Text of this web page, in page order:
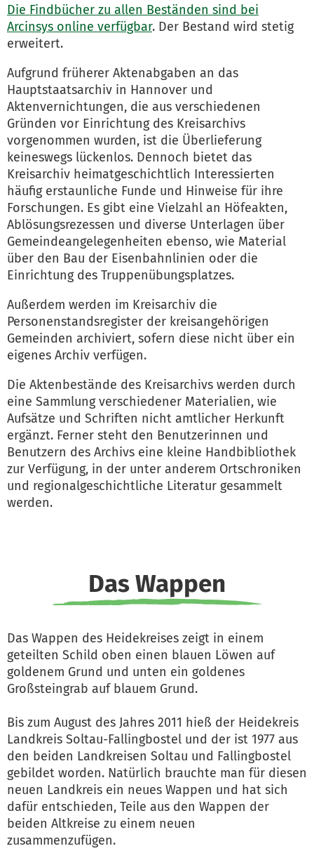
Die Findbücher zu allen Beständen sind bei
Arcinsys online verfügbar. Der Bestand wird stetig
erweitert.
Aufgrund früherer Aktenabgaben an das
Hauptstaatsarchiv in Hannover und
Aktenvernichtungen, die aus verschiedenen
Gründen vor Einrichtung des Kreisarchivs
vorgenommen wurden, ist die Überlieferung
keineswegs lückenlos. Dennoch bietet das
Kreisarchiv heimatgeschichtlich Interessierten
häufig erstaunliche Funde und Hinweise für ihre
Forschungen. Es gibt eine Vielzahl an Höfeakten,
Ablösungsrezessen und diverse Unterlagen über
Gemeindeangelegenheiten ebenso, wie Material
über den Bau der Eisenbahnlinien oder die
Einrichtung des Truppenübungsplatzes.
Außerdem werden im Kreisarchiv die
Personenstandsregister der kreisangehörigen
Gemeinden archiviert, sofern diese nicht über ein
eigenes Archiv verfügen.
Die Aktenbestände des Kreisarchivs werden durch
eine Sammlung verschiedener Materialien, wie
Aufsätze und Schriften nicht amtlicher Herkunft
ergänzt. Ferner steht den Benutzerinnen und
Benutzern des Archivs eine kleine Handbibliothek
zur Verfügung, in der unter anderem Ortschroniken
und regionalgeschichtliche Literatur gesammelt
werden.
Das Wappen
Das Wappen des Heidekreises zeigt in einem
geteilten Schild oben einen blauen Löwen auf
goldenem Grund und unten ein goldenes
Großsteingrab auf blauem Grund.
Bis zum August des Jahres 2011 hieß der Heidekreis
Landkreis Soltau-Fallingbostel und der ist 1977 aus
den beiden Landkreisen Soltau und Fallingbostel
gebildet worden. Natürlich brauchte man für diesen
neuen Landkreis ein neues Wappen und hat sich
dafür entschieden, Teile aus den Wappen der
beiden Altkreise zu einem neuen
zusammenzufügen.